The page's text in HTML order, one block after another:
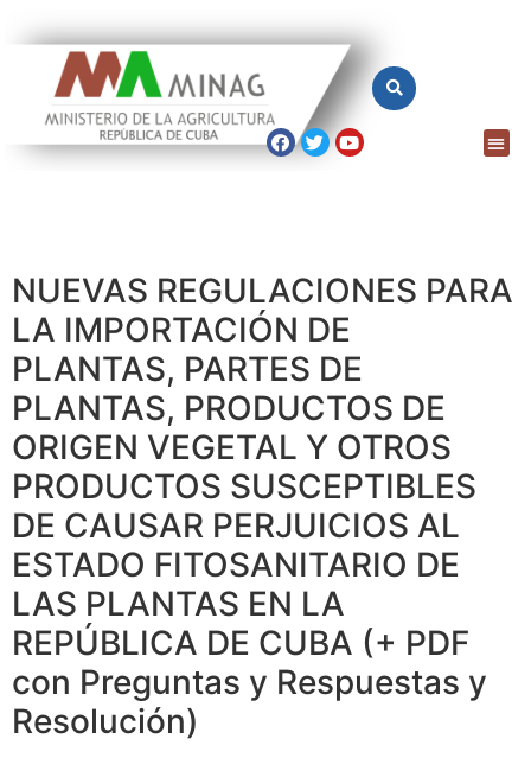
NUEVAS REGULACIONES PARA
LA IMPORTACIÓN DE
PLANTAS, PARTES DE
PLANTAS, PRODUCTOS DE
ORIGEN VEGETAL Y OTROS
PRODUCTOS SUSCEPTIBLES
DE CAUSAR PERJUICIOS AL
ESTADO FITOSANITARIO DE
LAS PLANTAS EN LA
REPÚBLICA DE CUBA (+ PDF
con Preguntas y Respuestas y
Resolución)